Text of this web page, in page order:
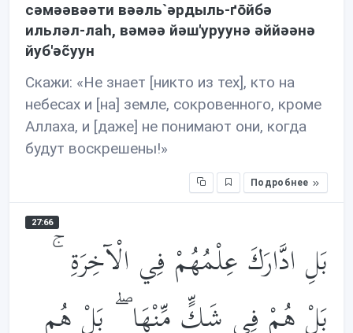
сəмəəвəəти вəəль`əрдыль-ґōйбə
ильлəл-лаh, вəмəə йəш'уруунə əййəəнə
йуб'əc̃уун
Скажи: «Не знает [никто из тех], кто на
небесах и [на] земле, сокровенного, кроме
Аллаха, и [даже] не понимают они, когда
будут воскрешены!»
Подробнее
27:66
بَلِ ادَّارَكَ عِلْمُهُمْ فِي الْآخِرَةِ ۚ
بَلْ هُمْ فِي شَكٍّ مِّنْهَا ۖ بَلْ هُم